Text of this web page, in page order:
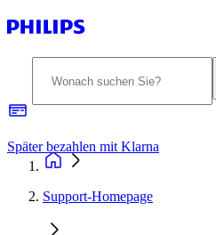
Später bezahlen mit Klarna
Support-Homepage